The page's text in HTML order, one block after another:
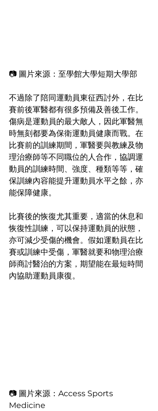
📷 圖片來源：至學館大學短期大學部
不過除了陪同運動員東征西討外，在比
賽前後軍醫都有很多預備及善後工作。
傷病是運動員的最大敵人，因此軍醫無
時無刻都要為保衛運動員健康而戰。在
比賽前的訓練期間，軍醫要與教練及物
理治療師等不同職位的人合作，協調運
動員的訓練時間、強度、種類等等，確
保訓練內容能提升運動員水平之餘，亦
能保障健康。
比賽後的恢復尤其重要，適當的休息和
恢復性訓練，可以保持運動員的狀態，
亦可減少受傷的機會。假如運動員在比
賽或訓練中受傷，軍醫就要和物理治療
師商討醫治的方案，期望能在最短時間
內協助運動員康復。
📷 圖片來源：Access Sports
Medicine